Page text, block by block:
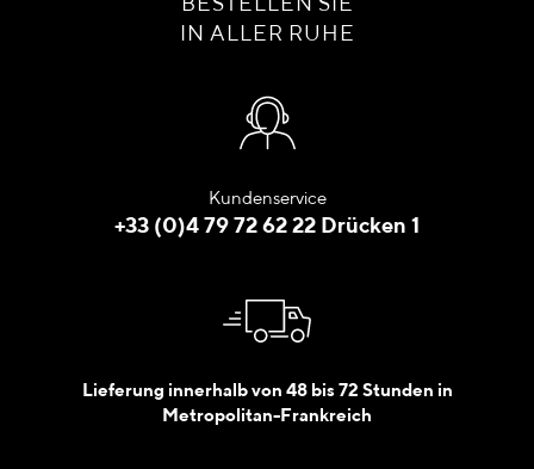
IN ALLER RUHE
Kundenservice
+33 (0)4 79 72 62 22 Drücken 1
Lieferung innerhalb von 48 bis 72 Stunden in
Metropolitan-Frankreich